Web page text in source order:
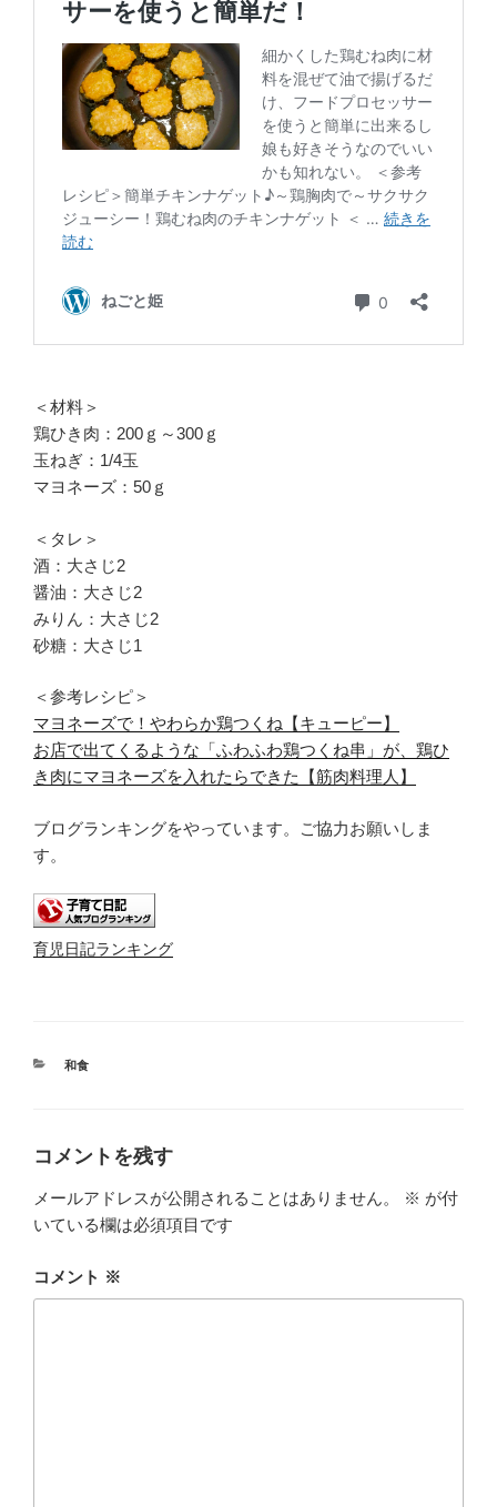
＜材料＞
鶏ひき肉：200ｇ～300ｇ
玉ねぎ：1/4玉
マヨネーズ：50ｇ
＜タレ＞
酒：大さじ2
醤油：大さじ2
みりん：大さじ2
砂糖：大さじ1
＜参考レシピ＞
マヨネーズで！やわらか鶏つくね【キューピー】
お店で出てくるような「ふわふわ鶏つくね串」が、鶏ひ
き肉にマヨネーズを入れたらできた【筋肉料理人】
ブログランキングをやっています。ご協力お願いしま
す。
育児日記ランキング
カ
和食
コメントを残す
メールアドレスが公開されることはありません。 ※ が付
いている欄は必須項目です
コメント ※